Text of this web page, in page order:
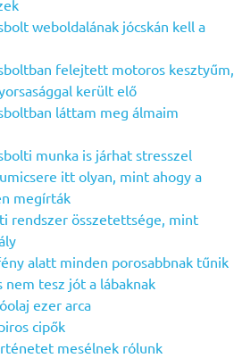
weboldalának jócskán kell a
felejtett motoros kesztyűm,
került elő
láttam meg álmaim
munka is járhat stresszel
itt olyan, mint ahogy a
megírták
rendszer összetettsége, mint
alatt minden porosabbnak tűnik
nem tesz jót a lábaknak
ezer arca
cipők
mesélnek rólunk